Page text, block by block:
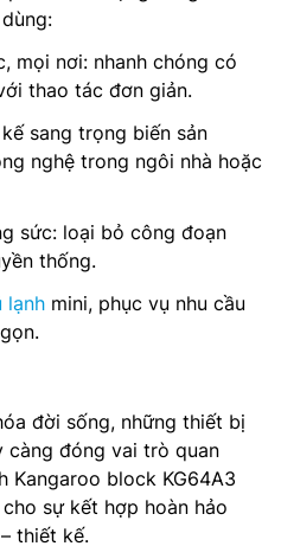
mọi nơi: nhanh chóng có
thao tác đơn giản.
sang trọng biến sản
nghệ trong ngôi nhà hoặc
sức: loại bỏ công đoạn
thống.
lạnh mini, phục vụ nhu cầu
đời sống, những thiết bị
càng đóng vai trò quan
Kangaroo block KG64A3
sự kết hợp hoàn hảo
thiết kế.